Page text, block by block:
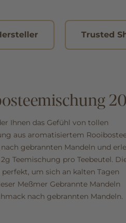
Trusted
Ihnen das Gefühl von tollen
aus aromatisiertem
gebrannten Mandeln und
Teemischung pro Teebeutel.
um sich an kalten Tagen
Meßmer Gebrannte Mandeln
nach gebrannten Mandeln.